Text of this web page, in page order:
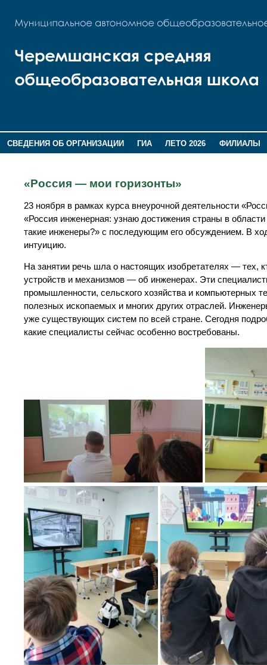
СВЕДЕНИЯ ОБ ОРГАНИЗАЦИИ ГИА ЛЕТО 2026
ФИЛИАЛЫ
«Россия — мои горизонты»
23 ноября в рамках курса внеурочной деятельности
«Россия инженерная: узнаю достижения страны в
такие инженеры?» с последующим его обсуждением. В
интуицию.
На занятии речь шла о настоящих изобретателях — тех,
устройств и механизмов — об инженерах. Эти
промышленности, сельского хозяйства и компьютерных
полезных ископаемых и многих других отраслей.
уже существующих систем по всей стране. Сегодня
какие специалисты сейчас особенно востребованы.